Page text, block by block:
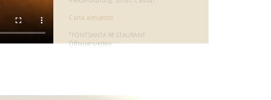
Carta almuerzo
*FONTSANTA RESTAURANT
Öffnungszeiten:
Carta cena